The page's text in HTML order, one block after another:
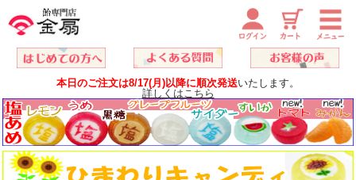
本日のご注文は8/17(月)以降に順次発送いたします。
詳しくはこちら